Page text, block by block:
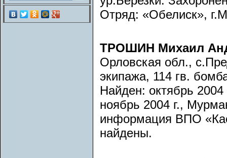
Отряд: «Обелиск»,
ТРОШИН Михаил
Орловская обл.,
экипажа, 114 гв.
Найден: октябрь
ноябрь 2004 г.,
информация ВПО
найдены.